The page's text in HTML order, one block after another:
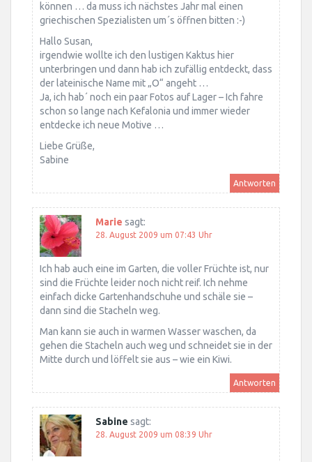
können … da muss ich nächstes Jahr mal einen
griechischen Spezialisten um´s öffnen bitten :-)
Hallo Susan,
irgendwie wollte ich den lustigen Kaktus hier
unterbringen und dann hab ich zufällig entdeckt, dass
der lateinische Name mit „O“ angeht …
Ja, ich hab´ noch ein paar Fotos auf Lager – Ich fahre
schon so lange nach Kefalonia und immer wieder
entdecke ich neue Motive …
Liebe Grüße,
Sabine
Antworten
Marie sagt:
28. August 2009 um 07:43 Uhr
Ich hab auch eine im Garten, die voller Früchte ist, nur
sind die Früchte leider noch nicht reif. Ich nehme
einfach dicke Gartenhandschuhe und schäle sie –
dann sind die Stacheln weg.
Man kann sie auch in warmen Wasser waschen, da
gehen die Stacheln auch weg und schneidet sie in der
Mitte durch und löffelt sie aus – wie ein Kiwi.
Antworten
Sabine sagt:
28. August 2009 um 08:39 Uhr